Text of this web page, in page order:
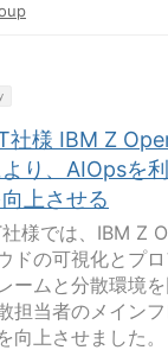
社様 IBM Z
り、AIOpsを
上させる
様では、IBM Z
ドの可視化とプ
ームと分散環境
担当者のメイン
向上させました